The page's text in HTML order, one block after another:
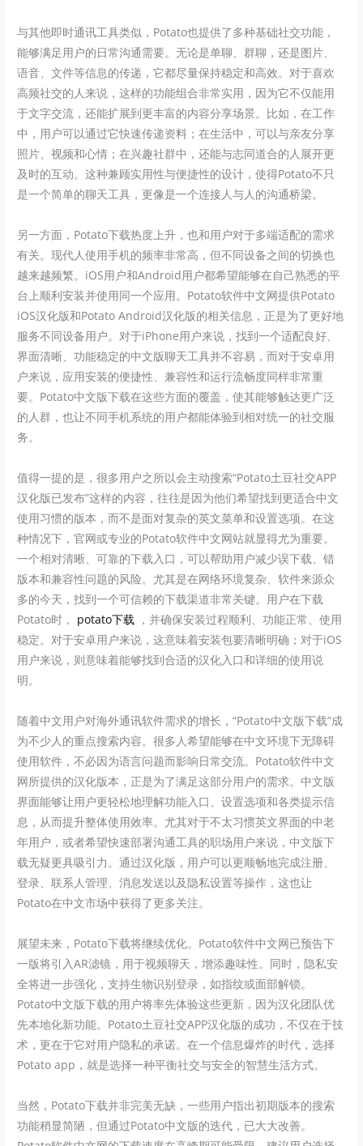
与其他即时通讯工具类似，Potato也提供了多种基础社交功能，
能够满足用户的日常沟通需要。无论是单聊、群聊，还是图片、
语音、文件等信息的传递，它都尽量保持稳定和高效。对于喜欢
高频社交的人来说，这样的功能组合非常实用，因为它不仅能用
于文字交流，还能扩展到更丰富的内容分享场景。比如，在工作
中，用户可以通过它快速传递资料；在生活中，可以与亲友分享
照片、视频和心情；在兴趣社群中，还能与志同道合的人展开更
及时的互动。这种兼顾实用性与便捷性的设计，使得Potato不只
是一个简单的聊天工具，更像是一个连接人与人的沟通桥梁。
另一方面，Potato下载热度上升，也和用户对于多端适配的需求
有关。现代人使用手机的频率非常高，但不同设备之间的切换也
越来越频繁。iOS用户和Android用户都希望能够在自己熟悉的平
台上顺利安装并使用同一个应用。Potato软件中文网提供Potato
iOS汉化版和Potato Android汉化版的相关信息，正是为了更好地
服务不同设备用户。对于iPhone用户来说，找到一个适配良好、
界面清晰、功能稳定的中文版聊天工具并不容易，而对于安卓用
户来说，应用安装的便捷性、兼容性和运行流畅度同样非常重
要。Potato中文版下载在这些方面的覆盖，使其能够触达更广泛
的人群，也让不同手机系统的用户都能体验到相对统一的社交服
务。
值得一提的是，很多用户之所以会主动搜索“Potato土豆社交APP
汉化版已发布”这样的内容，往往是因为他们希望找到更适合中文
使用习惯的版本，而不是面对复杂的英文菜单和设置选项。在这
种情况下，官网或专业的Potato软件中文网站就显得尤为重要。
一个相对清晰、可靠的下载入口，可以帮助用户减少误下载、错
版本和兼容性问题的风险。尤其是在网络环境复杂、软件来源众
多的今天，找到一个可信赖的下载渠道非常关键。用户在下载
Potato时， potato下载 ，并确保安装过程顺利、功能正常、使用
稳定。对于安卓用户来说，这意味着安装包要清晰明确；对于iOS
用户来说，则意味着能够找到合适的汉化入口和详细的使用说
明。
随着中文用户对海外通讯软件需求的增长，“Potato中文版下载”成
为不少人的重点搜索内容。很多人希望能够在中文环境下无障碍
使用软件，不必因为语言问题而影响日常交流。Potato软件中文
网所提供的汉化版本，正是为了满足这部分用户的需求。中文版
界面能够让用户更轻松地理解功能入口、设置选项和各类提示信
息，从而提升整体使用效率。尤其对于不太习惯英文界面的中老
年用户，或者希望快速部署沟通工具的职场用户来说，中文版下
载无疑更具吸引力。通过汉化版，用户可以更顺畅地完成注册、
登录、联系人管理、消息发送以及隐私设置等操作，这也让
Potato在中文市场中获得了更多关注。
展望未来，Potato下载将继续优化。Potato软件中文网已预告下
一版将引入AR滤镜，用于视频聊天，增添趣味性。同时，隐私安
全将进一步强化，支持生物识别登录，如指纹或面部解锁。
Potato中文版下载的用户将率先体验这些更新，因为汉化团队优
先本地化新功能。Potato土豆社交APP汉化版的成功，不仅在于技
术，更在于它对用户隐私的承诺。在一个信息爆炸的时代，选择
Potato app，就是选择一种平衡社交与安全的智慧生活方式。
当然，Potato下载并非完美无缺，一些用户指出初期版本的搜索
功能稍显简陋，但通过Potato中文版的迭代，已大大改善。